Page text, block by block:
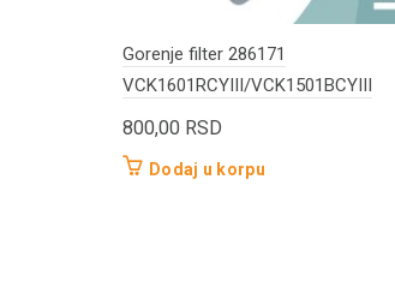
Gorenje filter 286171
VCK1601RCYIII/VCK1501BCYIII
800,00 RSD
Dodaj u korpu